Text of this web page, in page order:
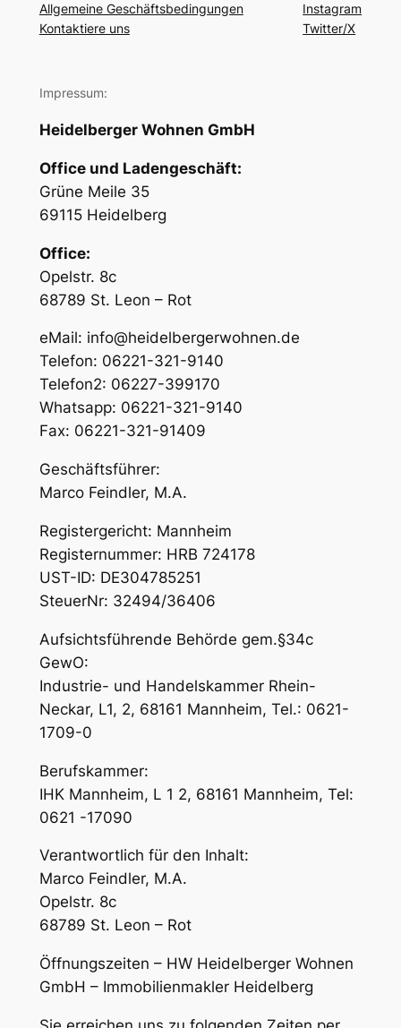
Allgemeine Geschäftsbedingungen
Kontaktiere uns
Instagram
Twitter/X
Impressum:
Heidelberger Wohnen GmbH
Office und Ladengeschäft:
Grüne Meile 35
69115 Heidelberg
Office:
Opelstr. 8c
68789 St. Leon – Rot
eMail: info@heidelbergerwohnen.de
Telefon: 06221-321-9140
Telefon2: 06227-399170
Whatsapp: 06221-321-9140
Fax: 06221-321-91409
Geschäftsführer:
Marco Feindler, M.A.
Registergericht: Mannheim
Registernummer: HRB 724178
UST-ID: DE304785251
SteuerNr: 32494/36406
Aufsichtsführende Behörde gem.§34c
GewO:
Industrie- und Handelskammer Rhein-
Neckar, L1, 2, 68161 Mannheim, Tel.: 0621-
1709-0
Berufskammer:
IHK Mannheim, L 1 2, 68161 Mannheim, Tel:
0621 -17090
Verantwortlich für den Inhalt:
Marco Feindler, M.A.
Opelstr. 8c
68789 St. Leon – Rot
Öffnungszeiten – HW Heidelberger Wohnen
GmbH – Immobilienmakler Heidelberg